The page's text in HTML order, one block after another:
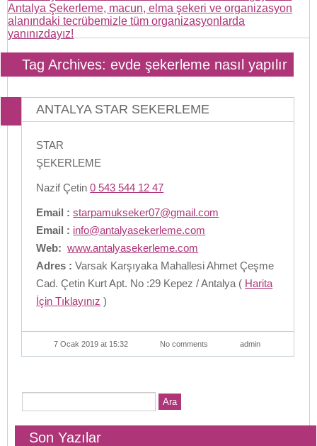
Tag Archives: evde şekerleme nasıl yapılır
ANTALYA STAR SEKERLEME
STAR
ŞEKERLEME
Nazif Çetin0 543 544 12 47
Email : starpamukseker07@gmail.com
Email : info@antalyasekerleme.com
Web: www.antalyasekerleme.com
Adres : Varsak Karşıyaka Mahallesi Ahmet Çeşme
Cad. Çetin Kurt Apt. No :29 Kepez / Antalya ( Harita
İçin Tıklayınız )
7 Ocak 2019 at 15:32 No comments admin
Son Yazılar